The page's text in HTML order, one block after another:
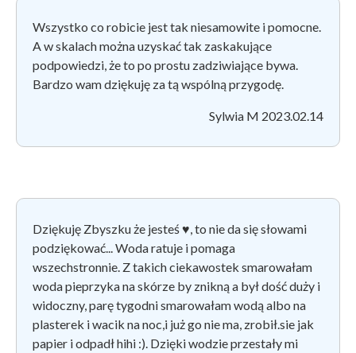
Wszystko co robicie jest tak niesamowite i pomocne.
A w skalach można uzyskać tak zaskakujące
podpowiedzi, że to po prostu zadziwiające bywa.
Bardzo wam dziękuję za tą wspólną przygodę.
Sylwia M 2023.02.14
Dziękuję Zbyszku że jesteś ♥, to nie da się słowami
podziękować... Woda ratuje i pomaga
wszechstronnie. Z takich ciekawostek smarowałam
woda pieprzyka na skórze by znikną a był dość duży i
widoczny, parę tygodni smarowałam wodą albo na
plasterek i wacik na noc,i już go nie ma, zrobił.sie jak
papier i odpadł hihi :). Dzięki wodzie przestały mi